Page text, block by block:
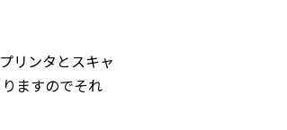
リンタとスキャ
ますのでそれ